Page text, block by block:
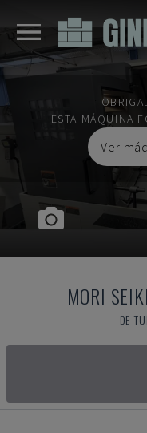
ESTA MÁQUINA
Ver
MORI SEIKI
DE-